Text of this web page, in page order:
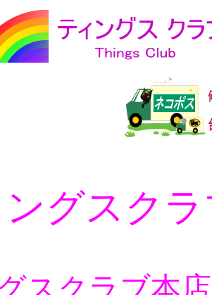
ングスク
スクラブ本